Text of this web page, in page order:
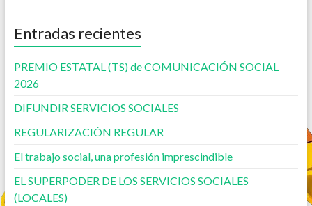
Entradas recientes
PREMIO ESTATAL (TS) de COMUNICACIÓN SOCIAL
2026
DIFUNDIR SERVICIOS SOCIALES
REGULARIZACIÓN REGULAR
El trabajo social, una profesión imprescindible
EL SUPERPODER DE LOS SERVICIOS SOCIALES
(LOCALES)